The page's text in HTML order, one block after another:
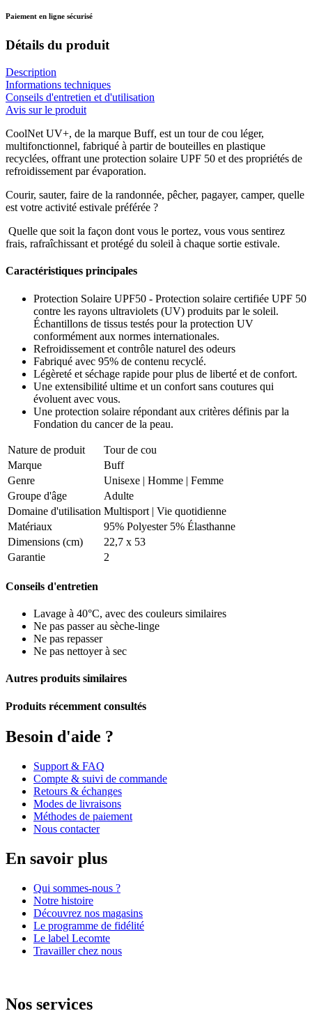
Paiement en ligne sécurisé
Détails du produit
Description
Informations techniques
Conseils d'entretien et d'utilisation
Avis sur le produit
CoolNet UV+, de la marque Buff, est un tour de cou léger,
multifonctionnel, fabriqué à partir de bouteilles en plastique
recyclées, offrant une protection solaire UPF 50 et des propriétés de
refroidissement par évaporation.
Courir, sauter, faire de la randonnée, pêcher, pagayer, camper, quelle
est votre activité estivale préférée ?
Quelle que soit la façon dont vous le portez, vous vous sentirez
frais, rafraîchissant et protégé du soleil à chaque sortie estivale.
Caractéristiques principales
Protection Solaire UPF50 - Protection solaire certifiée UPF 50
contre les rayons ultraviolets (UV) produits par le soleil.
Échantillons de tissus testés pour la protection UV
conformément aux normes internationales.
Refroidissement et contrôle naturel des odeurs
Fabriqué avec 95% de contenu recyclé.
Légèreté et séchage rapide pour plus de liberté et de confort.
Une extensibilité ultime et un confort sans coutures qui
évoluent avec vous.
Une protection solaire répondant aux critères définis par la
Fondation du cancer de la peau.
Nature de produit
Tour de cou
Marque
Buff
Genre
Unisexe | Homme | Femme
Groupe d'âge
Adulte
Domaine d'utilisation Multisport | Vie quotidienne
Matériaux
95% Polyester 5% Élasthanne
Dimensions (cm)
22,7 x 53
Garantie
2
Conseils d'entretien
Lavage à 40°C, avec des couleurs similaires
Ne pas passer au sèche-linge
Ne pas repasser
Ne pas nettoyer à sec
Autres produits similaires
Produits récemment consultés
Besoin d'aide ?
Support & FAQ
Compte & suivi de commande
Retours & échanges
Modes de livraisons
Méthodes de paiement
Nous contacter
En savoir plus
Qui sommes-nous ?
Notre histoire
Découvrez nos magasins
Le programme de fidélité
Le label Lecomte
Travailler chez nous
Nos services